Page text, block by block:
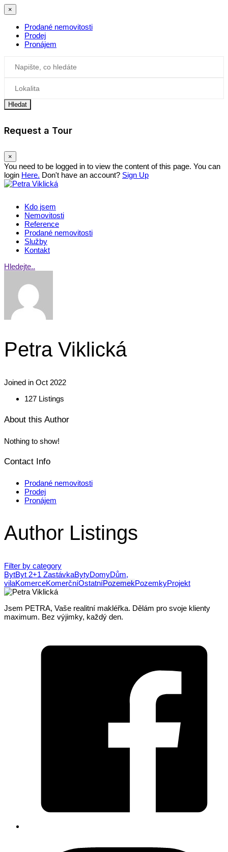
×
Prodané nemovitosti
Prodej
Pronájem
Hledat
Request a Tour
×
You need to be logged in to view the content of this page. You can
login Here. Don't have an account? Sign Up
Kdo jsem
Nemovitosti
Reference
Prodané nemovitosti
Služby
Kontakt
Hledejte..
Petra Viklická
Joined in Oct 2022
127 Listings
About this Author
Nothing to show!
Contact Info
Prodané nemovitosti
Prodej
Pronájem
Author Listings
Filter by category
BytByt 2+1 ZastávkaBytyDomyDům,
vilaKomerceKomerčníOstatníPozemekPozemkyProjekt
Jsem PETRA, Vaše realitní makléřka. Dělám pro svoje klienty
maximum. Bez výjimky, každý den.